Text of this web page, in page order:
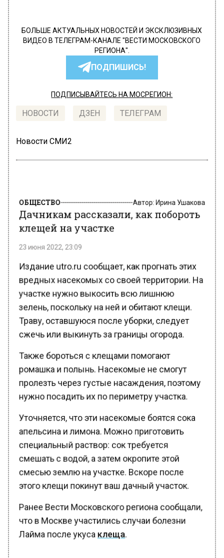
БОЛЬШЕ АКТУАЛЬНЫХ НОВОСТЕЙ И ЭКСКЛЮЗИВНЫХ
ВИДЕО В ТЕЛЕГРАМ-КАНАЛЕ "ВЕСТИ МОСКОВСКОГО
РЕГИОНА".
ПОДПИШИСЬ!
ПОДПИСЫВАЙТЕСЬ НА МОСРЕГИОН:
НОВОСТИ ДЗЕН ТЕЛЕГРАМ
Новости СМИ2
Дачникам рассказали, как побороть
клещей на участке
вредных насекомых со своей территории. На
участке нужно выкосить всю лишнюю
зелень, поскольку на ней и обитают клещи.
Траву, оставшуюся после уборки, следует
сжечь или выкинуть за границы огорода.
Также бороться с клещами помогают
ромашка и полынь. Насекомые не смогут
пролезть через густые насаждения, поэтому
нужно посадить их по периметру участка.
Уточняется, что эти насекомые боятся сока
апельсина и лимона. Можно приготовить
специальный раствор: сок требуется
смешать с водой, а затем окропите этой
смесью землю на участке. Вскоре после
этого клещи покинут ваш дачный участок.
Ранее Вести Московского региона сообщали,
что в Москве участились случаи болезни
Лайма после укусаклеща.